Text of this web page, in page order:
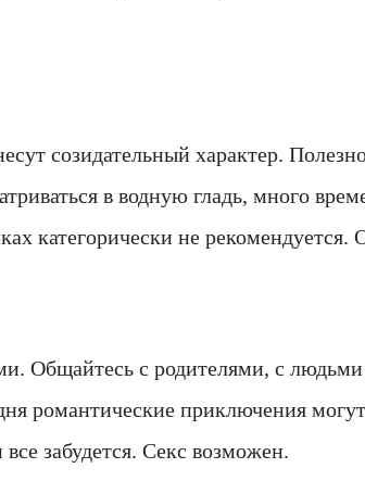
созидательный характер.
в водную гладь, много
категорически не рекомендуется.
Общайтесь с родителями, с
романтические приключения
забудется. Секс возможен.